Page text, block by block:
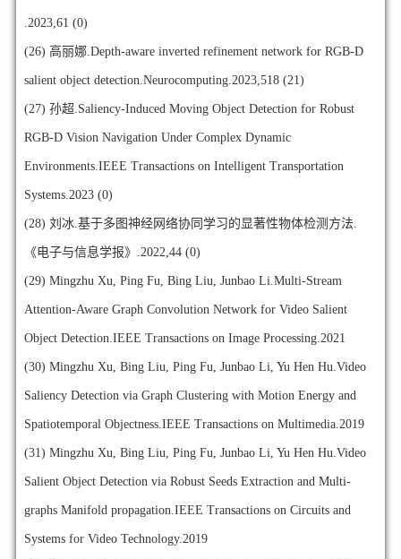
.2023,61 (0)
(26) 高丽娜.Depth-aware inverted refinement network for RGB-D
salient object detection.Neurocomputing.2023,518 (21)
(27) 孙超.Saliency-Induced Moving Object Detection for Robust
RGB-D Vision Navigation Under Complex Dynamic
Environments.IEEE Transactions on Intelligent Transportation
Systems.2023 (0)
(28) 刘冰.基于多图神经网络协同学习的显著性物体检测方法.
《电子与信息学报》.2022,44 (0)
(29) Mingzhu Xu, Ping Fu, Bing Liu, Junbao Li.Multi-Stream
Attention-Aware Graph Convolution Network for Video Salient
Object Detection.IEEE Transactions on Image Processing.2021
(30) Mingzhu Xu, Bing Liu, Ping Fu, Junbao Li, Yu Hen Hu.Video
Saliency Detection via Graph Clustering with Motion Energy and
Spatiotemporal Objectness.IEEE Transactions on Multimedia.2019
(31) Mingzhu Xu, Bing Liu, Ping Fu, Junbao Li, Yu Hen Hu.Video
Salient Object Detection via Robust Seeds Extraction and Multi-
graphs Manifold propagation.IEEE Transactions on Circuits and
Systems for Video Technology.2019